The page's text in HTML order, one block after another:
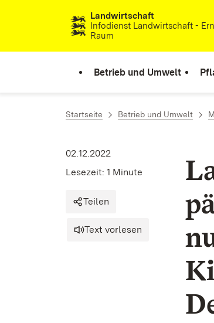
Zum Inhalt springen
Landwirtschaft
Infodienst Landwirtschaft -
Raum
Betrieb und Umwelt
Startseite Betrieb und Umwelt
02.12.2022
Lesezeit: 1 Minute
Teilen
Text vorlesen